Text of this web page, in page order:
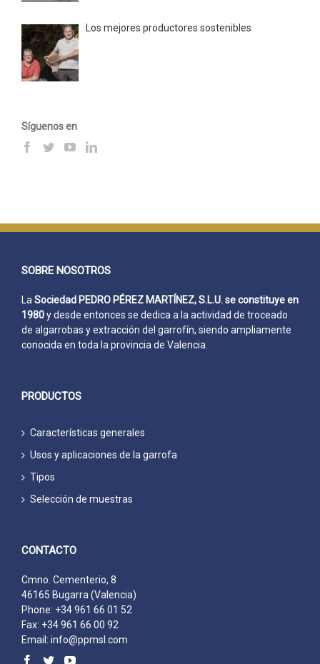
Los mejores productores sostenibles
Síguenos en
SOBRE NOSOTROS
La Sociedad PEDRO PÉREZ MARTÍNEZ, S.L.U. se constituye en
1980y desde entonces se dedica a la actividad de troceado
de algarrobas y extracción del garrofín, siendo ampliamente
conocida en toda la provincia de Valencia.
PRODUCTOS
Características generales
Usos y aplicaciones de la garrofa
Tipos
Selección de muestras
CONTACTO
Cmno. Cementerio, 8
46165 Bugarra (Valencia)
Phone: +34 961 66 01 52
Fax: +34 961 66 00 92
Email: info@ppmsl.com